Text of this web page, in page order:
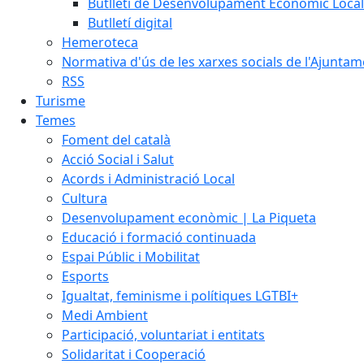
Butlletí digital
Hemeroteca
Normativa d'ús de les xarxes socials de
RSS
Turisme
Temes
Foment del català
Acció Social i Salut
Acords i Administració Local
Cultura
Desenvolupament econòmic | La Piqueta
Educació i formació continuada
Espai Públic i Mobilitat
Esports
Igualtat, feminisme i polítiques LGTBI+
Medi Ambient
Participació, voluntariat i entitats
Solidaritat i Cooperació